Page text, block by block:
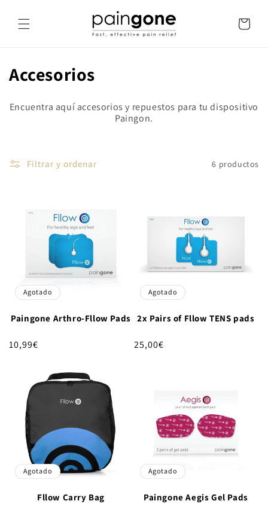
CONTENIDO
Carrito
C
o
c
Accesorios
Encuentra aquí accesorios y repuestos para tu dispositivo
Paingon.
Filtrar y ordenar 6 productos
Agotado
Paingone Arthro-Fllow Pads
Precio
10,99€
Agotado
2x Pairs of Fllow TENS pads
Precio
25,00€
Agotado
Fllow Carry Bag
Agotado
Paingone Aegis Gel Pads